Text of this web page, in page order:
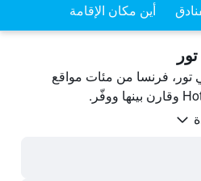
أين مكان الإقامة
فرنسا من مئات مواقع